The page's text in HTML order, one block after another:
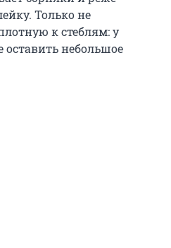
Только не
к стеблям: у
небольшое